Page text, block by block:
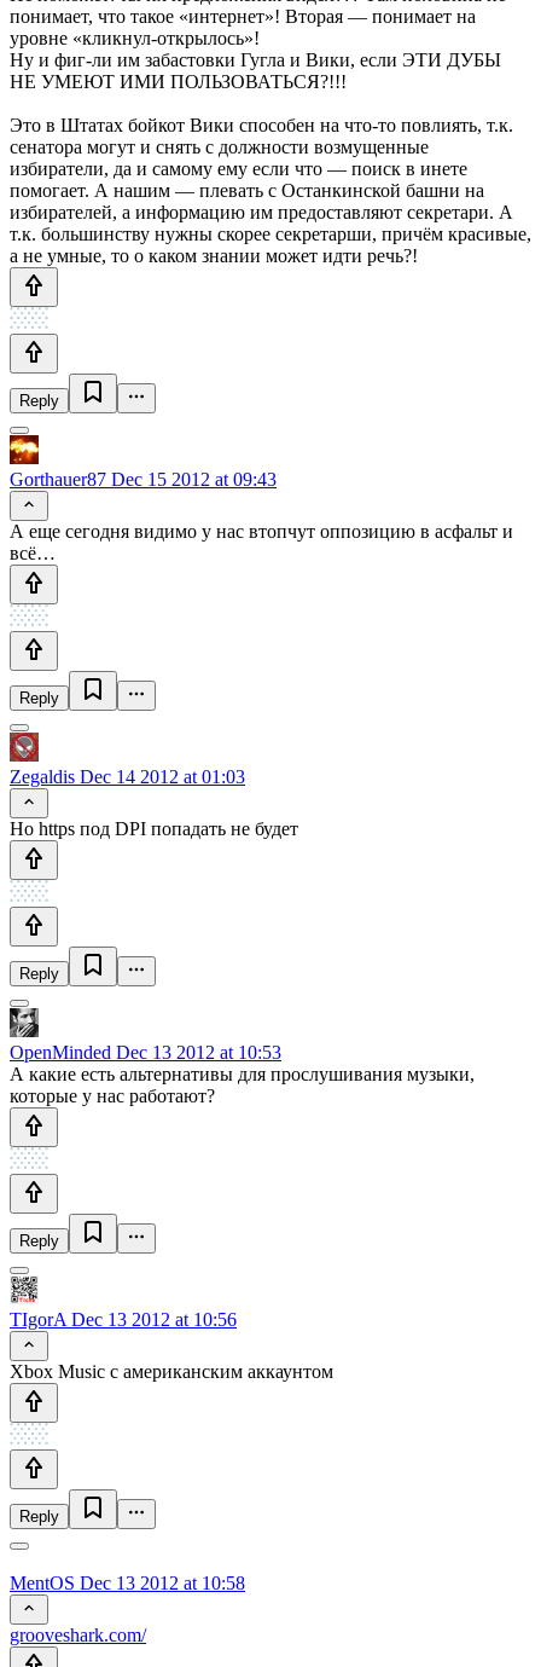
понимает, что такое «интернет»! Вторая — понимает на
уровне «кликнул-открылось»!
Ну и фиг-ли им забастовки Гугла и Вики, если ЭТИ ДУБЫ
НЕ УМЕЮТ ИМИ ПОЛЬЗОВАТЬСЯ?!!!
Это в Штатах бойкот Вики способен на что-то повлиять, т.к.
сенатора могут и снять с должности возмущенные
избиратели, да и самому ему если что — поиск в инете
помогает. А нашим — плевать с Останкинской башни на
избирателей, а информацию им предоставляют секретари. А
т.к. большинству нужны скорее секретарши, причём красивые,
а не умные, то о каком знании может идти речь?!
Reply
Gorthauer87 Dec 15 2012 at 09:43
А еще сегодня видимо у нас втопчут оппозицию в асфальт и
всё…
Reply
Zegaldis Dec 14 2012 at 01:03
Но https под DPI попадать не будет
Reply
OpenMinded Dec 13 2012 at 10:53
А какие есть альтернативы для прослушивания музыки,
которые у нас работают?
Reply
TIgorA Dec 13 2012 at 10:56
Xbox Music с американским аккаунтом
Reply
MentOS Dec 13 2012 at 10:58
grooveshark.com/